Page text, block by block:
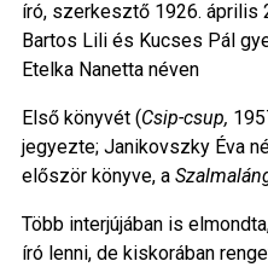
író, szerkesztő 1926. április
Bartos Lili és Kucses Pál
Etelka Nanetta néven
Első könyvét (Csip-csup,
jegyezte; Janikovszky Éva
először könyve, a
Több interjújában is
író lenni, de kiskorában